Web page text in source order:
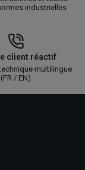
industrielles
client réactif
multilingue
(FR / EN)